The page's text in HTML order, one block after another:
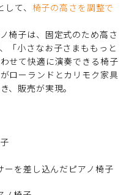
て、 椅子の高さを調整で
椅子は、固定式のため高さ
「小さなお子さまももっと
せて快適に演奏できる椅子
ローランドとカリモク家具
、販売が実現。